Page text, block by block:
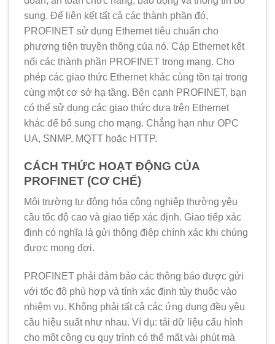
sung. Để liên kết tất cả các thành phần đó,
PROFINET sử dụng Ethernet tiêu chuẩn cho
phương tiện truyền thông của nó. Cáp Ethernet kết
nối các thành phần PROFINET trong mạng. Cho
phép các giao thức Ethernet khác cùng tồn tại trong
cùng một cơ sở hạ tầng. Bên cạnh PROFINET, bạn
có thể sử dụng các giao thức dựa trên Ethernet
khác để bổ sung cho mạng. Chẳng hạn như OPC
UA, SNMP, MQTT hoặc HTTP.
CÁCH THỨC HOẠT ĐỘNG CỦA
PROFINET (CƠ CHẾ)
Môi trường tự động hóa công nghiệp thường yêu
cầu tốc độ cao và giao tiếp xác định. Giao tiếp xác
định có nghĩa là gửi thông điệp chính xác khi chúng
được mong đợi.
PROFINET phải đảm bảo các thông báo được gửi
với tốc độ phù hợp và tính xác định tùy thuộc vào
nhiệm vụ. Không phải tất cả các ứng dụng đều yêu
cầu hiệu suất như nhau. Ví dụ: tải dữ liệu cấu hình
cho một công cụ quy trình có thể mất vài phút mà